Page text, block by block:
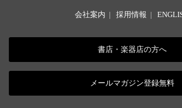
会社案内 | 採用情報 |
書店・楽器店の方へ
メールマガジン登録無料